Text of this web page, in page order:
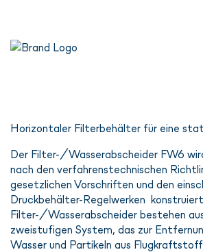
Horizontaler Filterbehälter für eine
Der Filter-/Wasserabscheider FW6
nach den verfahrenstechnischen
gesetzlichen Vorschriften und den
Druckbehälter-Regelwerken
Filter-/Wasserabscheider bestehen
zweistufigen System, das zur
Wasser und Partikeln aus